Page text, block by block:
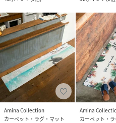
Amina Collection
カーペット・ラグ・マット
Amina
カーペット・